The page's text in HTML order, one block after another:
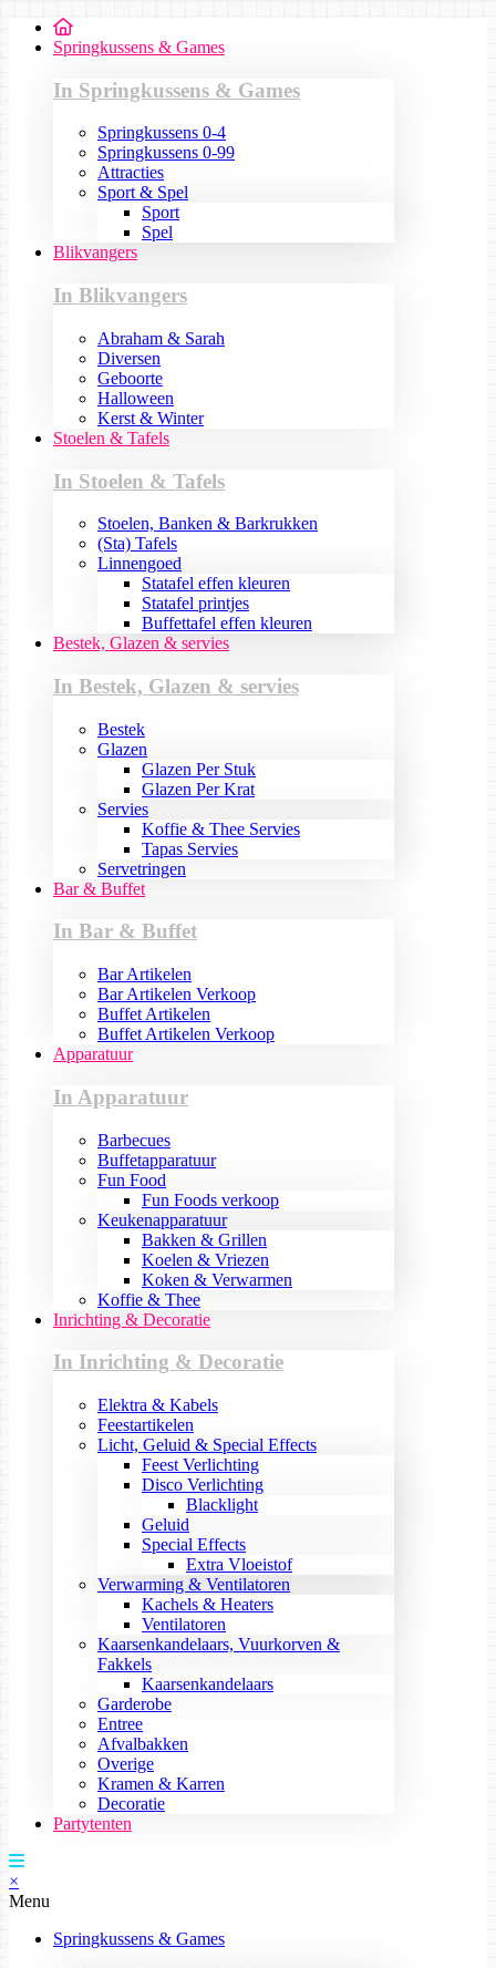
Springkussens & Games
In Springkussens & Games
Springkussens 0-4
Springkussens 0-99
Attracties
Sport & Spel
Sport
Spel
Blikvangers
In Blikvangers
Abraham & Sarah
Diversen
Geboorte
Halloween
Kerst & Winter
Stoelen & Tafels
In Stoelen & Tafels
Stoelen, Banken & Barkrukken
(Sta) Tafels
Linnengoed
Statafel effen kleuren
Statafel printjes
Buffettafel effen kleuren
Bestek, Glazen & servies
In Bestek, Glazen & servies
Bestek
Glazen
Glazen Per Stuk
Glazen Per Krat
Servies
Koffie & Thee Servies
Tapas Servies
Servetringen
Bar & Buffet
In Bar & Buffet
Bar Artikelen
Bar Artikelen Verkoop
Buffet Artikelen
Buffet Artikelen Verkoop
Apparatuur
In Apparatuur
Barbecues
Buffetapparatuur
Fun Food
Fun Foods verkoop
Keukenapparatuur
Bakken & Grillen
Koelen & Vriezen
Koken & Verwarmen
Koffie & Thee
Inrichting & Decoratie
In Inrichting & Decoratie
Elektra & Kabels
Feestartikelen
Licht, Geluid & Special Effects
Feest Verlichting
Disco Verlichting
Blacklight
Geluid
Special Effects
Extra Vloeistof
Verwarming & Ventilatoren
Kachels & Heaters
Ventilatoren
Kaarsenkandelaars, Vuurkorven &
Fakkels
Kaarsenkandelaars
Garderobe
Entree
Afvalbakken
Overige
Kramen & Karren
Decoratie
Partytenten
×
Menu
Springkussens & Games